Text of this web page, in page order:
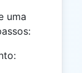
uma